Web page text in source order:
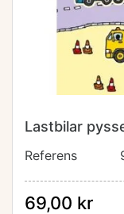
Lastbilar
Referens
69,00 kr